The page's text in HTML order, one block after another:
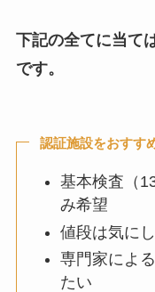
下記の全てに当て
です。
認証施設をおすす
基本検査（
み希望
値段は気に
専門家によ
たい